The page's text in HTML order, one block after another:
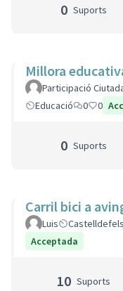
0 Suports
Millora
Participació
Educació
0 0
0 Suports
Carril bici a
Luis Castelldefels
Acceptada
10 Suports